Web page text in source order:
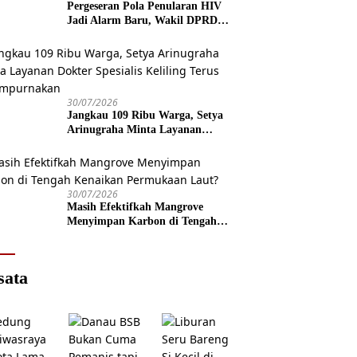
Pergeseran Pola Penularan HIV
Jadi Alarm Baru, Wakil DPRD
Lebih Tegas
30/07/2026
Jangkau 109 Ribu Warga, Setya
Arinugraha Minta Layanan
Disempurnakan
30/07/2026
Masih Efektifkah Mangrove
Menyimpan Karbon di Tengah